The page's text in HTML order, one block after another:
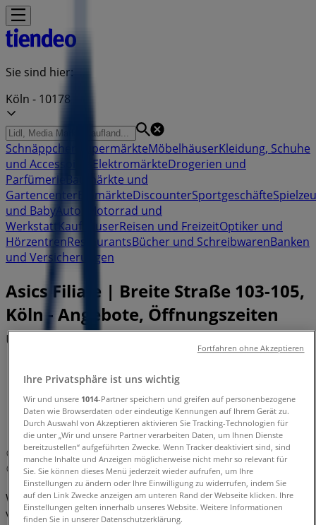
Sie sind hier:
Köln - 10178
Schnäppchen SupermärkteMöbelhäuserKleidung, Schuhe
und Accessoires
ElektromärkteDrogerien und
Parfümerie
Baumärkte und
Gartencenter BiomärkteDiscounterSportgeschäfte
und BabyAuto, Motorrad und
Werkstatt KaufhäuserReisen und FreizeitOptiker und
HörzentrenRestaurantsBücher und SchreibwarenBanken
und Versicherungen
Asics Filiale | Breite Straße 103-105,
Köln - Angebote, Öffnungszeiten
und Telefonnummern
Angebote für Sportgeschäfte in Köln
Asics in Köln»
Asics | Breite Straße 103-105
Karte
022120390
Karte
022120390
Wir sind gerade dabei Angebote zu "Asics" zu
veröffentlichen
Ihre Privatsphäre ist uns wichtig
Wir und unsere 1014-Partner speichern und greifen auf personenbezogene
Daten wie Browserdaten oder eindeutige Kennungen auf Ihrem Gerät zu.
Durch Auswahl von Akzeptieren aktivieren Sie Tracking-Technologien für
die unter „Wir und unsere Partner verarbeiten Daten, um Ihnen Dienste
bereitzustellen“ aufgeführten Zwecke. Wenn Tracker deaktiviert sind, sind
manche Inhalte und Anzeigen möglicherweise nicht mehr so relevant für
Sie. Sie können dieses Menü jederzeit wieder aufrufen, um Ihre
Einstellungen zu ändern oder Ihre Einwilligung zu widerrufen, indem Sie
auf den Link Zwecke anzeigen am unteren Rand der Webseite klicken. Ihre
Einstellungen gelten innerhalb unseres Website. Weitere Informationen
finden Sie in unserer Datenschutzerklärung.
Fortfahren ohne Akzeptieren